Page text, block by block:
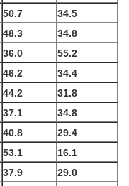
50.7
34.5
48.3
34.8
36.0
55.2
46.2
34.4
44.2
31.8
37.1
34.8
40.8
29.4
53.1
16.1
37.9
29.0